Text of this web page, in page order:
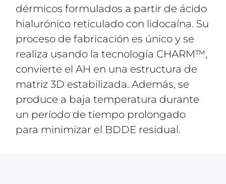
dérmicos formulados a partir de ácido
hialurónico reticulado con lidocaína. Su
proceso de fabricación es único y se
realiza usando la tecnología CHARM™,
convierte el AH en una estructura de
matriz 3D estabilizada. Además, se
produce a baja temperatura durante
un período de tiempo prolongado
para minimizar el BDDE residual.